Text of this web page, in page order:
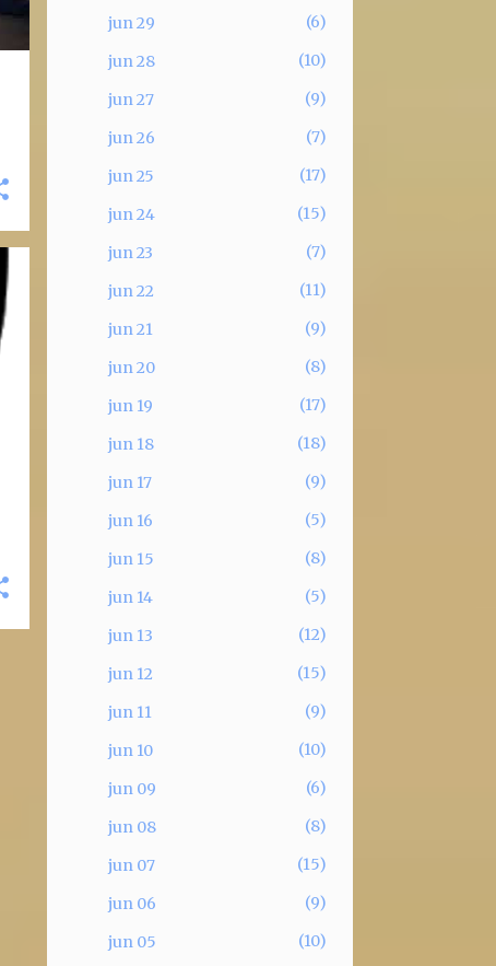
jun 29
6
jun 28
10
jun 27
9
jun 26
7
jun 25
17
jun 24
15
jun 23
7
jun 22
11
jun 21
9
jun 20
8
jun 19
17
jun 18
18
jun 17
9
jun 16
5
jun 15
8
jun 14
5
jun 13
12
jun 12
15
jun 11
9
jun 10
10
jun 09
6
jun 08
8
jun 07
15
jun 06
9
jun 05
10